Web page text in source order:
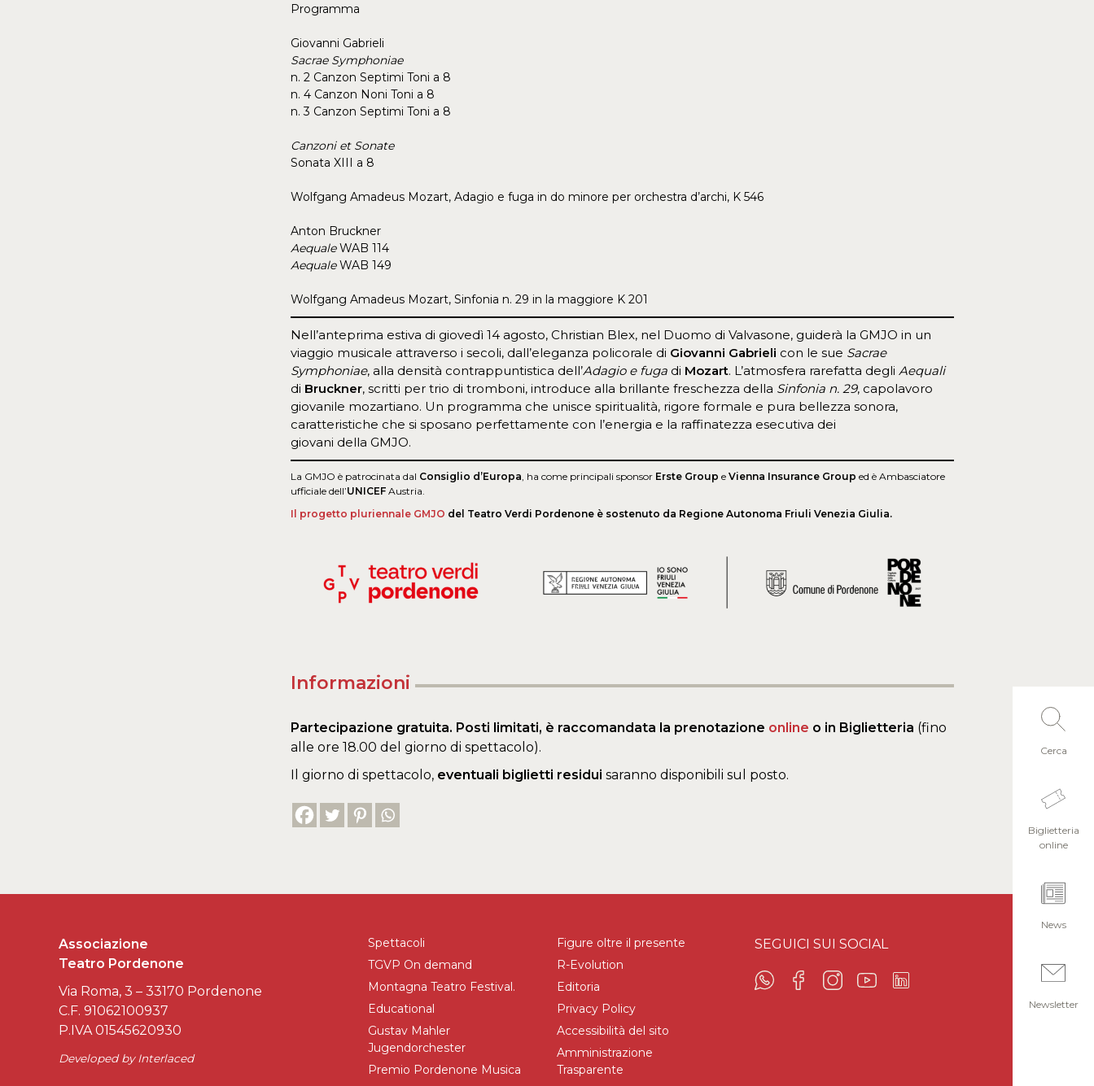
Programma
Giovanni Gabrieli
Sacrae Symphoniae
n. 2 Canzon Septimi Toni a 8
n. 4 Canzon Noni Toni a 8
n. 3 Canzon Septimi Toni a 8
Canzoni et Sonate
Sonata XIII a 8
Wolfgang Amadeus Mozart, Adagio e fuga in do minore per orchestra d’archi, K 546
Anton Bruckner
AequaleWAB 114
AequaleWAB 149
Wolfgang Amadeus Mozart, Sinfonia n. 29 in la maggiore K 201
Nell’anteprima estiva di giovedì 14 agosto, Christian Blex, nel Duomo di Valvasone, guiderà la GMJO in un
viaggio musicale attraverso i secoli, dall’eleganza policorale di Giovanni Gabrieli con le sue Sacrae
Symphoniae, alla densità contrappuntistica dell’Adagio e fuga di Mozart. L’atmosfera rarefatta degli Aequali
di Bruckner, scritti per trio di tromboni, introduce alla brillante freschezza della Sinfonia n. 29, capolavoro
giovanile mozartiano. Un programma che unisce spiritualità, rigore formale e pura bellezza sonora,
caratteristiche che si sposano perfettamente con l’energia e la raffinatezza esecutiva dei
giovani della GMJO.
La GMJO è patrocinata dal Consiglio d’Europa , ha come principali sponsor Erste Group e Vienna Insurance Group ed è Ambasciatore
ufficiale dell’UNICEF Austria.
Il progetto pluriennale GMJO del Teatro Verdi Pordenone è sostenuto da Regione Autonoma Friuli Venezia Giulia.
Informazioni
Partecipazione gratuita. Posti limitati, è raccomandata la prenotazione online o in Biglietteria (fino
alle ore 18.00 del giorno di spettacolo).
Il giorno di spettacolo, eventuali biglietti residui saranno disponibili sul posto.
Cerca
Biglietteria
online
News
Newsletter
Associazione
Teatro Pordenone
Via Roma, 3 – 33170 Pordenone
C.F. 91062100937
P.IVA 01545620930
Developed by Interlaced
Spettacoli
TGVP On demand
Montagna Teatro Festival.
Educational
Gustav Mahler
Jugendorchester
Premio Pordenone Musica
Figure oltre il presente
R-Evolution
Editoria
Privacy Policy
Accessibilità del sito
Amministrazione
Trasparente
SEGUICI SUI SOCIAL